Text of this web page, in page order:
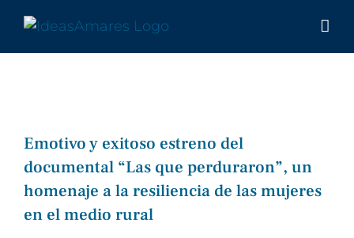
contenido
Emotivo y exitoso estreno del
documental “Las que perduraron”, un
homenaje a la resiliencia de las mujeres
en el medio rural